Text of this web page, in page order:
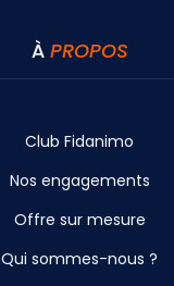
À PROPOS
Club Fidanimo
Nos engagements
Offre sur mesure
Qui sommes-nous ?